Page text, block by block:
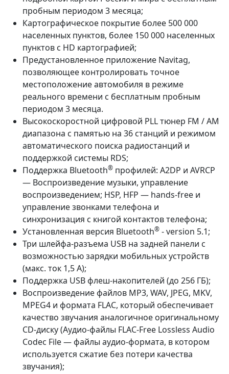
пробным периодом 3 месяца;
Картографическое покрытие более 500 000
населенных пунктов, более 150 000 населенных
пунктов с HD картографией;
Предустановленное приложение Navitag,
позволяющее контролировать точное
местоположение автомобиля в режиме
реального времени с бесплатным пробным
периодом 3 месяца.
Высокоскоростной цифровой PLL тюнер FM / AM
диапазона с памятью на 36 станций и режимом
автоматического поиска радиостанций и
поддержкой системы RDS;
Поддержка Bluetooth® профилей: A2DP и AVRCP
— Воспроизведение музыки, управление
воспроизведением; HSP, HFP — hands-free и
управление звонками телефона и
синхронизация с книгой контактов телефона;
Установленная версия Bluetooth® - version 5.1;
Три шлейфа-разъема USB на задней панели с
возможностью зарядки мобильных устройств
(макс. ток 1,5 А);
Поддержка USB флеш-накопителей (до 256 ГБ);
Воспроизведение файлов MP3, WAV, JPEG, MKV,
MPEG4 и формата FLAC, который обеспечивает
качество звучания аналогичное оригинальному
CD-диску (Аудио-файлы FLAC-Free Lossless Audio
Codec File — файлы аудио-формата, в котором
используется сжатие без потери качества
звучания);